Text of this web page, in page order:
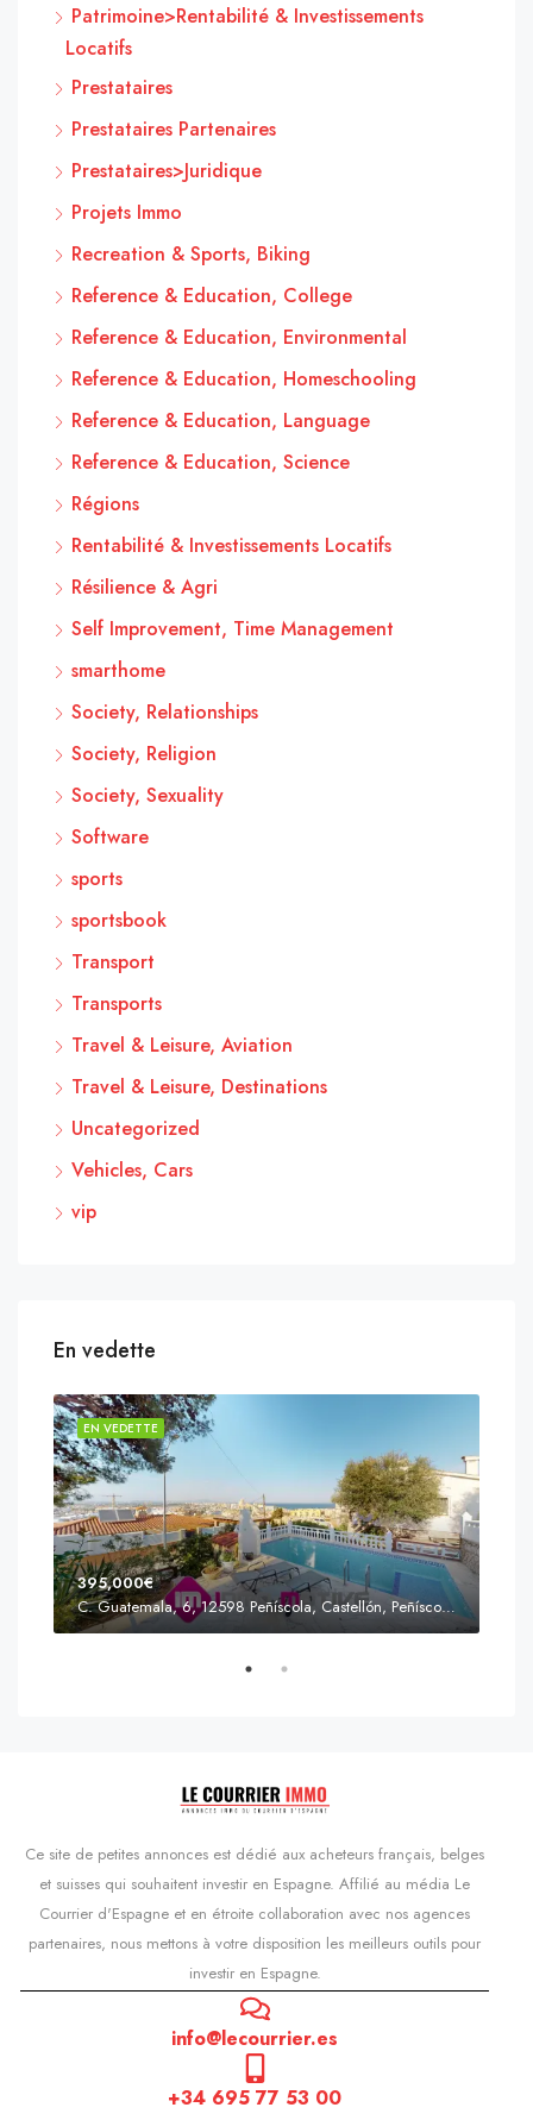
Patrimoine>Rentabilité & Investissements
Locatifs
Prestataires
Prestataires Partenaires
Prestataires>Juridique
Projets Immo
Recreation & Sports, Biking
Reference & Education, College
Reference & Education, Environmental
Reference & Education, Homeschooling
Reference & Education, Language
Reference & Education, Science
Régions
Rentabilité & Investissements Locatifs
Résilience & Agri
Self Improvement, Time Management
smarthome
Society, Relationships
Society, Religion
Society, Sexuality
Software
sports
sportsbook
Transport
Transports
Travel & Leisure, Aviation
Travel & Leisure, Destinations
Uncategorized
Vehicles, Cars
vip
En vedette
EN VEDETTE
395,000€
C. Guatemala, 6, 12598 Peñíscola, Castellón, Peñíscola, Communauté valencienne
Ce site de petites annonces est dédié aux acheteurs français, belges
et suisses qui souhaitent investir en Espagne. Affilié au média Le
Courrier d'Espagne et en étroite collaboration avec nos agences
partenaires, nous mettons à votre disposition les meilleurs outils pour
investir en Espagne.
info@lecourrier.es
+34 695 77 53 00